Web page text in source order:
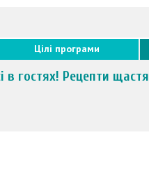
Цілі програми
в гостях! Рецепти щастя